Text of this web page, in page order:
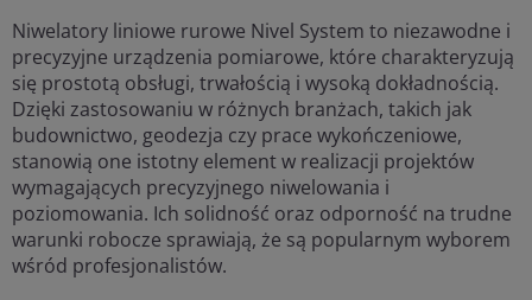
Niwelatory liniowe rurowe Nivel System to niezawodne i
precyzyjne urządzenia pomiarowe, które charakteryzują
się prostotą obsługi, trwałością i wysoką dokładnością.
Dzięki zastosowaniu w różnych branżach, takich jak
budownictwo, geodezja czy prace wykończeniowe,
stanowią one istotny element w realizacji projektów
wymagających precyzyjnego niwelowania i
poziomowania. Ich solidność oraz odporność na trudne
warunki robocze sprawiają, że są popularnym wyborem
wśród profesjonalistów.